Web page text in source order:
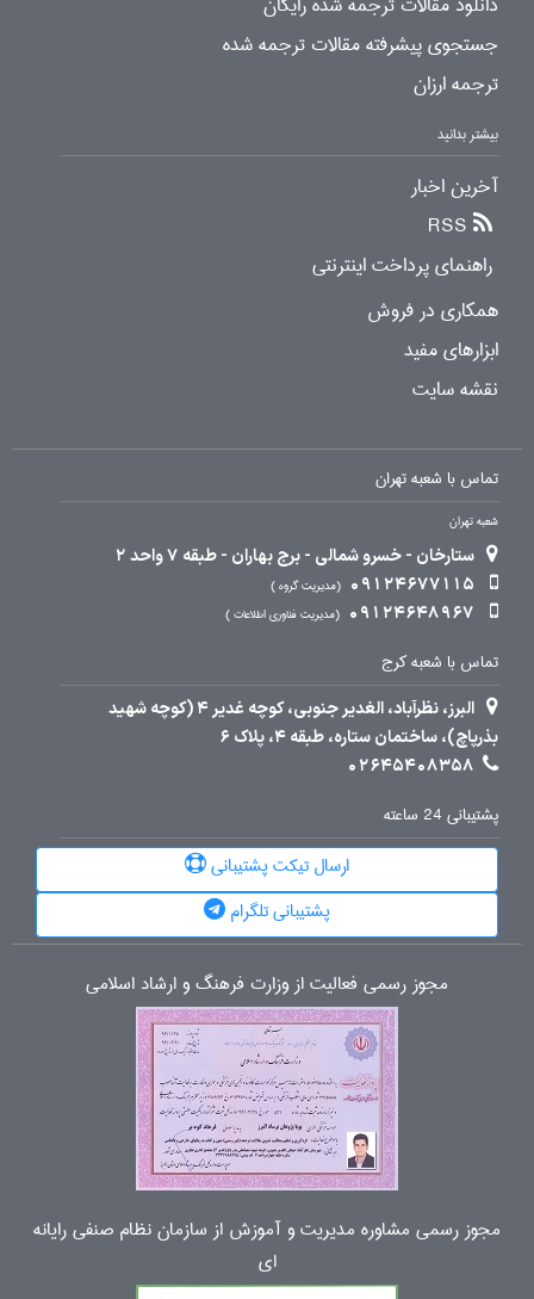
جستجوی پیشرفته مقالات ترجمه شده
ترجمه ارزان
بیشتر بدانید
آخرین اخبار
RSS
راهنمای پرداخت اینترنتی
همکاری در فروش
ابزارهای مفید
نقشه سایت
تماس با شعبه تهران
شعبه تهران
ستارخان - خسرو شمالی - برج بهاران - طبقه 7 واحد 2
09124677115
مدیریت گروه
09124648967 مدیریت فناوری اطلاعات
تماس با شعبه کرج
البرز، نظرآباد، الغدیر جنوبی، کوچه غدیر 4 (کوچه شهید
بذرپاچ)، ساختمان ستاره، طبقه 4، پلاک 6
02645408358
پشتیبانی 24 ساعته
ارسال تیکت پشتیبانی
پشتیبانی تلگرام
مجوز رسمی فعالیت از وزارت فرهنگ و ارشاد اسلامی
مجوز رسمی مشاوره مدیریت و آموزش از سازمان نظام صنفی رایانه
ای